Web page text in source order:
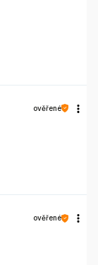
ověřené
ověřené